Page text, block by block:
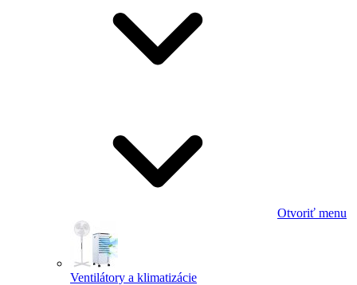
Otvoriť menu
Ventilátory a klimatizácie